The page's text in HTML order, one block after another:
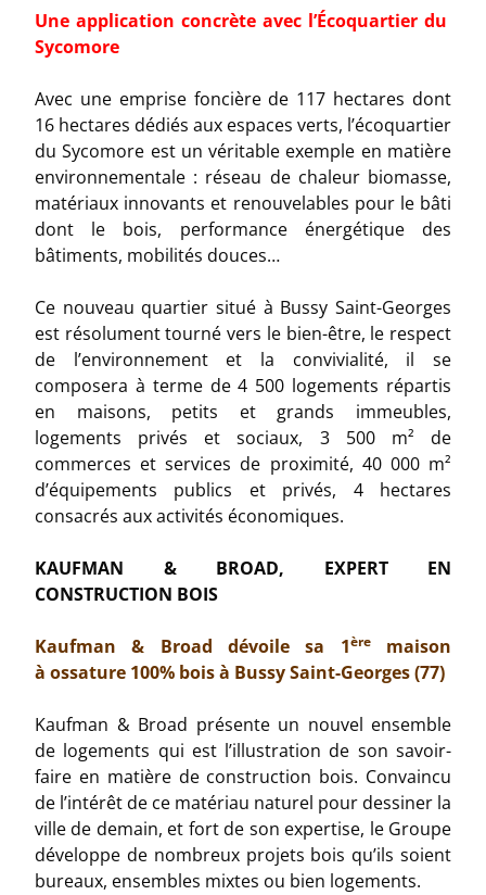
Une application concrète avec l’Écoquartier du
Sycomore
Avec une emprise foncière de 117 hectares dont
16 hectares dédiés aux espaces verts, l’écoquartier
du Sycomore est un véritable exemple en matière
environnementale : réseau de chaleur biomasse,
matériaux innovants et renouvelables pour le bâti
dont le bois, performance énergétique des
bâtiments, mobilités douces…
Ce nouveau quartier situé à Bussy Saint-Georges
est résolument tourné vers le bien-être, le respect
de l’environnement et la convivialité, il se
composera à terme de 4 500 logements répartis
en maisons, petits et grands immeubles,
logements privés et sociaux, 3 500 m² de
commerces et services de proximité, 40 000 m²
d’équipements publics et privés, 4 hectares
consacrés aux activités économiques.
KAUFMAN & BROAD, EXPERT EN
CONSTRUCTION BOIS
Kaufman & Broad dévoile sa 1èremaison
à ossature 100% bois à Bussy Saint-Georges (77)
Kaufman & Broad présente un nouvel ensemble
de logements qui est l’illustration de son savoir-
faire en matière de construction bois. Convaincu
de l’intérêt de ce matériau naturel pour dessiner la
ville de demain, et fort de son expertise, le Groupe
développe de nombreux projets bois qu’ils soient
bureaux, ensembles mixtes ou bien logements.